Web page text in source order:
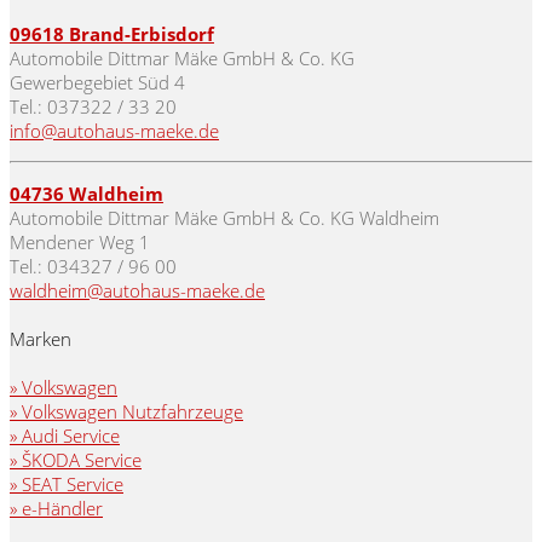
09618 Brand-Erbisdorf
Automobile Dittmar Mäke GmbH & Co. KG
Gewerbegebiet Süd 4
Tel.: 037322 / 33 20
info@autohaus-maeke.de
04736 Waldheim
Automobile Dittmar Mäke GmbH & Co. KG Waldheim
Mendener Weg 1
Tel.: 034327 / 96 00
waldheim@autohaus-maeke.de
Marken
» Volkswagen
» Volkswagen Nutzfahrzeuge
» Audi Service
» ŠKODA Service
» SEAT Service
» e-Händler